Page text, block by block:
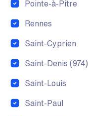
Pointe-à-Pitre
Rennes
Saint-Cyprien
Saint-Denis (974)
Saint-Louis
Saint-Paul